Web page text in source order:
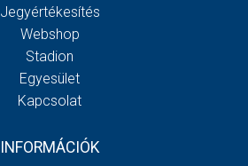
Jegyértékesítés
Webshop
Stadion
Egyesület
Kapcsolat
INFORMÁCIÓK